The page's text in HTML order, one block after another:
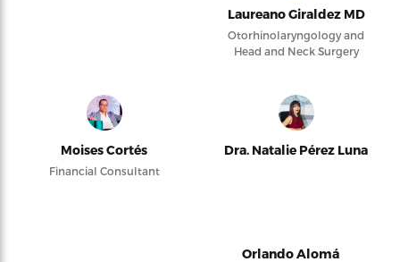
Laureano Giraldez MD
Otorhinolaryngology and
Head and Neck Surgery
Moises Cortés
Financial Consultant
Dra. Natalie Pérez Luna
Orlando Alomá